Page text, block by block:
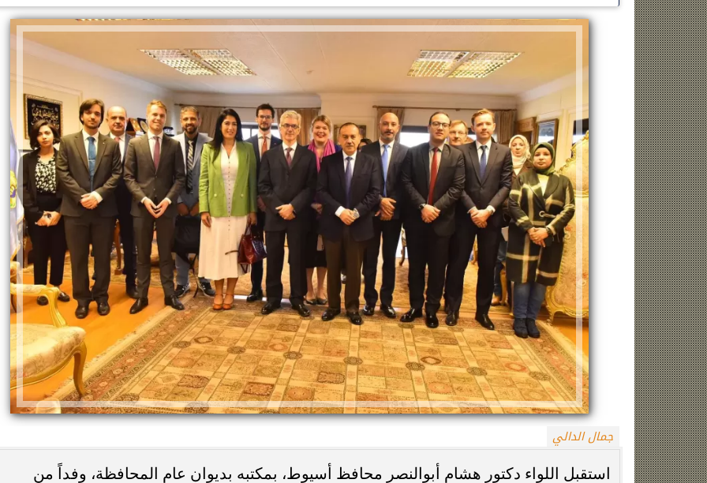
جمال الدالي
استقبل اللواء دكتور هشام أبوالنصر محافظ أسيوط، بمكتبه بديوان عام المحافظة، وفداً من